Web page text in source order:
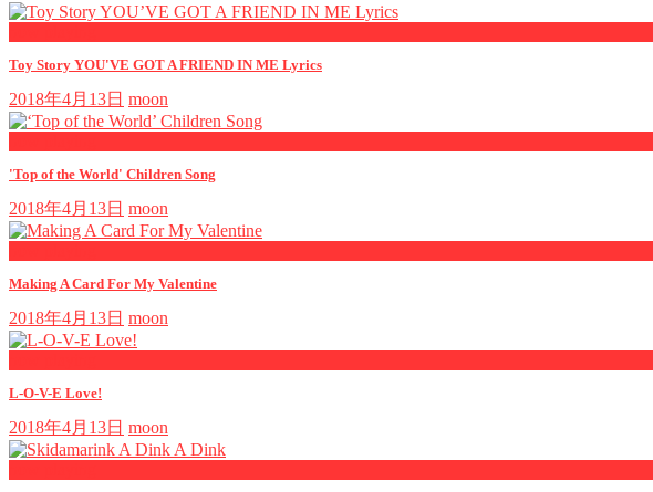
Toy Story YOU'VE GOT A FRIEND IN ME Lyrics
2018年4月13日 moon
'Top of the World' Children Song
2018年4月13日 moon
Making A Card For My Valentine
2018年4月13日 moon
L-O-V-E Love!
2018年4月13日 moon